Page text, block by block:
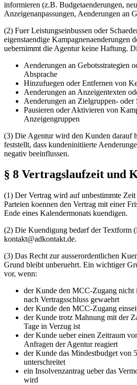
informieren (z.B. Budgetaenderungen,
Anzeigenanpassungen, Aenderungen an
(2) Fuer Leistungseinbussen oder
eigenstaendige Kampagnenaenderungen
uebernimmt die Agentur keine Haftung.
Aenderungen an Gebotsstrategien
Absprache
Hinzufuegen oder Entfernen von
Aenderungen an Anzeigentexten
Aenderungen an Zielgruppen- oder
Pausieren oder Aktivieren von
Anzeigengruppen
(3) Die Agentur wird den Kunden darauf
feststellt, dass kundeninitiierte
negativ beeinflussen.
§ 8 Vertragslaufzeit und
(1) Der Vertrag wird auf unbestimmte Zeit
Parteien koennen den Vertrag mit einer
Ende eines Kalendermonats kuendigen.
(2) Die Kuendigung bedarf der Textform
kontakt@adkontakt.de.
(3) Das Recht zur ausserordentlichen
Grund bleibt unberuehrt. Ein wichtiger
vor, wenn:
der Kunde den MCC-Zugang nicht
nach Vertragsschluss gewaehrt
der Kunde den MCC-Zugang
der Kunde trotz Mahnung mit der
Tage in Verzug ist
der Kunde ueber einen Zeitraum
Anfragen der Agentur reagiert
der Kunde das Mindestbudget von
unterschreitet
ein Insolvenzantrag ueber das
wird